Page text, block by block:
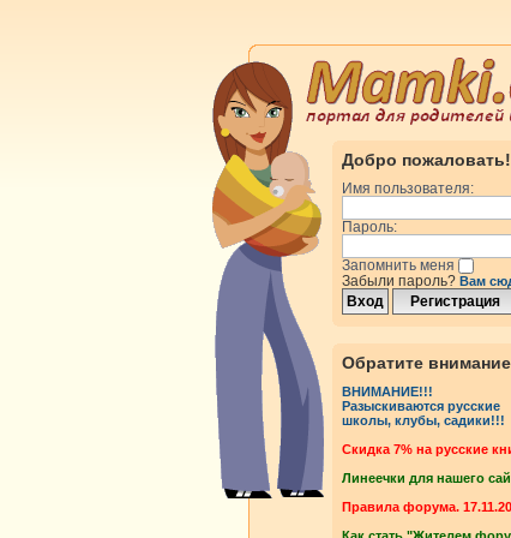
Добро пожаловать!
Имя пользователя:
Пароль:
Запомнить меня
Забыли пароль? Вам
Обратите внимание
ВНИМАНИЕ!!!
Разыскиваются русские
школы, клубы, садики!!!
Cкидка 7% на русские
Линеечки для нашего
Правила форума.